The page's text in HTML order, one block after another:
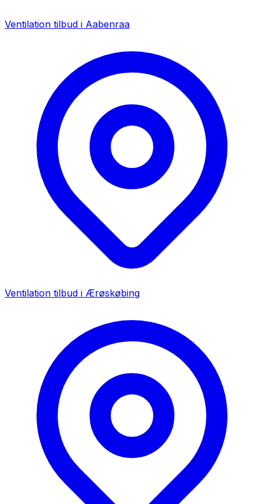
Ventilation tilbud i Aabenraa
Ventilation tilbud i Ærøskøbing